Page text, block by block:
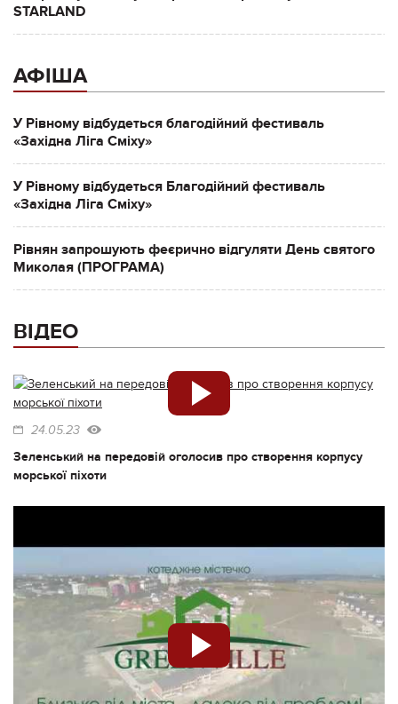
STARLAND
АФІША
У Рівному відбудеться благодійний фестиваль
«Західна Ліга Сміху»
У Рівному відбудеться Благодійний фестиваль
«Західна Ліга Сміху»
Рівнян запрошують феєрично відгуляти День святого
Миколая (ПРОГРАМА)
ВІДЕО
24.05.23
Зеленський на передовій оголосив про створення корпусу
морської піхоти